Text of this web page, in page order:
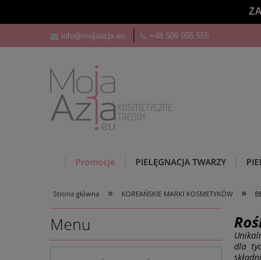
info@mojaazja.eu +48 509 055 555
Promocje PIELĘGNACJA TWARZY
Strona główna » KOREAŃSKIE MARKI KOSMETYKÓW »
Menu
dla